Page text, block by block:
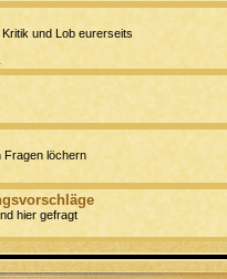
und Lob eurerseits
Fragen löchern
hier gefragt